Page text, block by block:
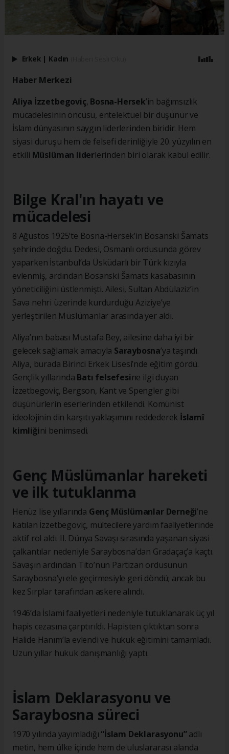
Erkek | Kadın
Haber Merkezi
Aliya İzzetbegoviç, Bosna-Hersek’in bağımsızlık
mücadelesinin öncüsü, entelektüel bir düşünür ve
İslam dünyasının saygın liderlerinden biridir. Hem
siyasi duruşu hem de felsefi derinliğiyle 20. yüzyılın en
etkili Müslüman liderlerinden biri olarak kabul edilir.
Bilge Kral'ın hayatı ve
mücadelesi
8 Ağustos 1925’te Bosna-Hersek’in Bosanski Šamats
şehrinde doğdu. Dedesi, Osmanlı ordusunda görev
yaparken İstanbul’da Üsküdarlı bir Türk kızıyla
evlenmiş, ardından Bosanski Šamats kasabasının
yöneticiliğini üstlenmişti. Ailesi, Sultan Abdülaziz’in
Sava nehri üzerinde kurdurduğu Aziziye’ye
yerleştirilen Müslümanlar arasında yer aldı.
Aliya’nın babası Mustafa Bey, ailesine daha iyi bir
gelecek sağlamak amacıyla Saraybosna’ya taşındı.
Aliya, burada Birinci Erkek Lisesi’nde eğitim gördü.
Gençlik yıllarında Batı felsefesine ilgi duyan
İzzetbegoviç, Bergson, Kant ve Spengler gibi
düşünürlerin eserlerinden etkilendi. Komünist
ideolojinin din karşıtı yaklaşımını reddederek İslamî
kimliğini benimsedi.
Genç Müslümanlar hareketi
ve ilk tutuklanma
Henüz lise yıllarında Genç Müslümanlar Derneği’ne
katılan İzzetbegoviç, mültecilere yardım faaliyetlerinde
aktif rol aldı. II. Dünya Savaşı sırasında yaşanan siyasi
çalkantılar nedeniyle Saraybosna’dan Gradaçaç’a kaçtı.
Savaşın ardından Tito’nun Partizan ordusunun
Saraybosna’yı ele geçirmesiyle geri döndü; ancak bu
kez Sırplar tarafından askere alındı.
1946’da İslami faaliyetleri nedeniyle tutuklanarak üç yıl
hapis cezasına çarptırıldı. Hapisten çıktıktan sonra
Halide Hanım’la evlendi ve hukuk eğitimini tamamladı.
Uzun yıllar hukuk danışmanlığı yaptı.
İslam Deklarasyonu ve
Saraybosna süreci
1970 yılında yayımladığı“İslam Deklarasyonu”adlı
metin, hem ülke içinde hem de uluslararası alanda